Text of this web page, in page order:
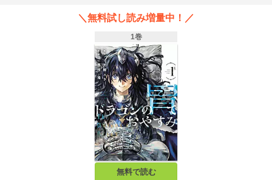
彼女の人生を変える……！？日常に疲れたアナタに贈る、夢と癒しの”胃の中”フ
＼無料試し読み増量中！／
1巻
無料で読む